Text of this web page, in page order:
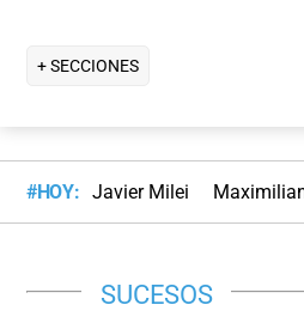
+ SECCIONES
#HOY: Javier Milei
SUCESOS